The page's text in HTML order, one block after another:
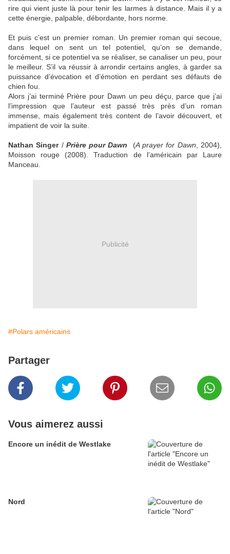
rire qui vient juste là pour tenir les larmes à distance. Mais il y a
cette énergie, palpable, débordante, hors norme.
Et puis c’est un premier roman. Un premier roman qui secoue,
dans lequel on sent un tel potentiel, qu’on se demande,
forcément, si ce potentiel va se réaliser, se canaliser un peu, pour
le meilleur. S’il va réussir à arrondir certains angles, à garder sa
puissance d’évocation et d’émotion en perdant ses défauts de
chien fou.
Alors j’ai terminé Prière pour Dawn un peu déçu, parce que j’ai
l’impression que l’auteur est passé très près d’un roman
immense, mais également très content de l’avoir découvert, et
impatient de voir la suite.
Nathan Singer/ Prière pour Dawn (A prayer for Dawn , 2004),
Moisson rouge (2008). Traduction de l’américain par Laure
Manceau.
Publicité
#Polars américains
Partager
Vous aimerez aussi
Encore un inédit de Westlake
Nord